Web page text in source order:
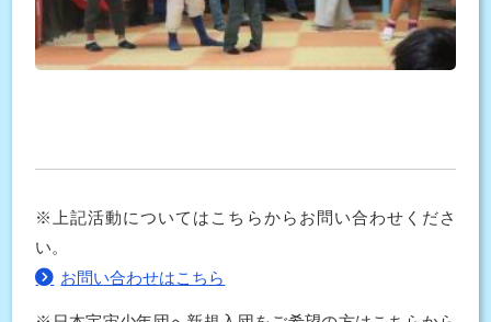
※上記活動についてはこちらからお問い合わせくださ
い。
お問い合わせはこちら